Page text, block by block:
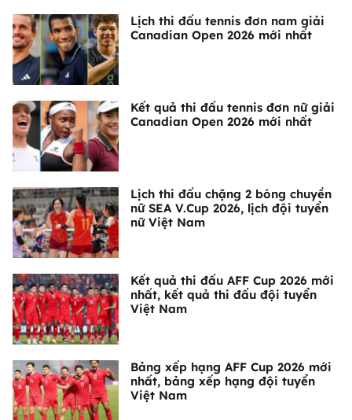
Lịch thi đấu tennis đơn nam giải
Canadian Open 2026 mới nhất
Kết quả thi đấu tennis đơn nữ giải
Canadian Open 2026 mới nhất
Lịch thi đấu chặng 2 bóng chuyền
nữ SEA V.Cup 2026, lịch đội tuyển
nữ Việt Nam
Kết quả thi đấu AFF Cup 2026 mới
nhất, kết quả thi đấu đội tuyển
Việt Nam
Bảng xếp hạng AFF Cup 2026 mới
nhất, bảng xếp hạng đội tuyển
Việt Nam